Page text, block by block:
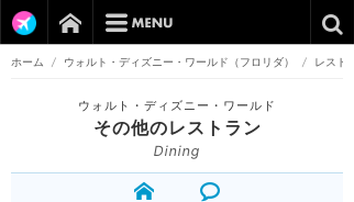
ホーム / ウォルト・ディズニー・ワールド（フロリダ） / レスト
ウォルト・ディズニー・ワールド
その他のレストラン
Dining